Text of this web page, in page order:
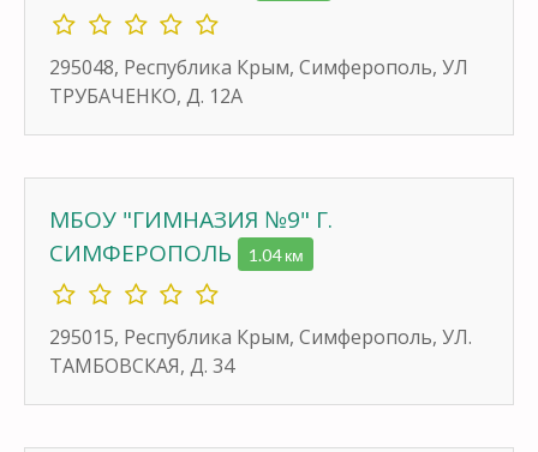
295048, Республика Крым, Симферополь, УЛ
ТРУБАЧЕНКО, Д. 12А
МБОУ "ГИМНАЗИЯ №9" Г.
СИМФЕРОПОЛЬ
1.04 км
295015, Республика Крым, Симферополь, УЛ.
ТАМБОВСКАЯ, Д. 34